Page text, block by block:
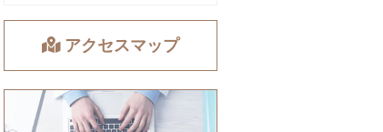
アクセスマップ